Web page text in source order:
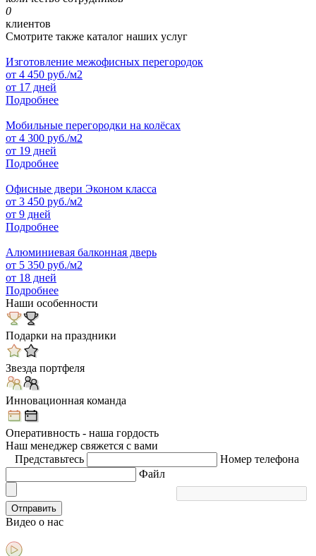
0
клиентов
Смотрите также каталог наших услуг
Изготовление межофисных перегородок
от 4 450 руб./м2
от 17 дней
Подробнее
Мобильные перегородки на колёсах
от 4 300 руб./м2
от 19 дней
Подробнее
Офисные двери Эконом класса
от 3 450 руб./м2
от 9 дней
Подробнее
Алюминиевая балконная дверь
от 5 350 руб./м2
от 18 дней
Подробнее
Наши особенности
Подарки на праздники
Звезда портфеля
Инновационная команда
Оперативность - наша гордость
Наш менеджер свяжется с вами
Представьтесь
Номер телефона
Файл
Отправить
Видео о нас